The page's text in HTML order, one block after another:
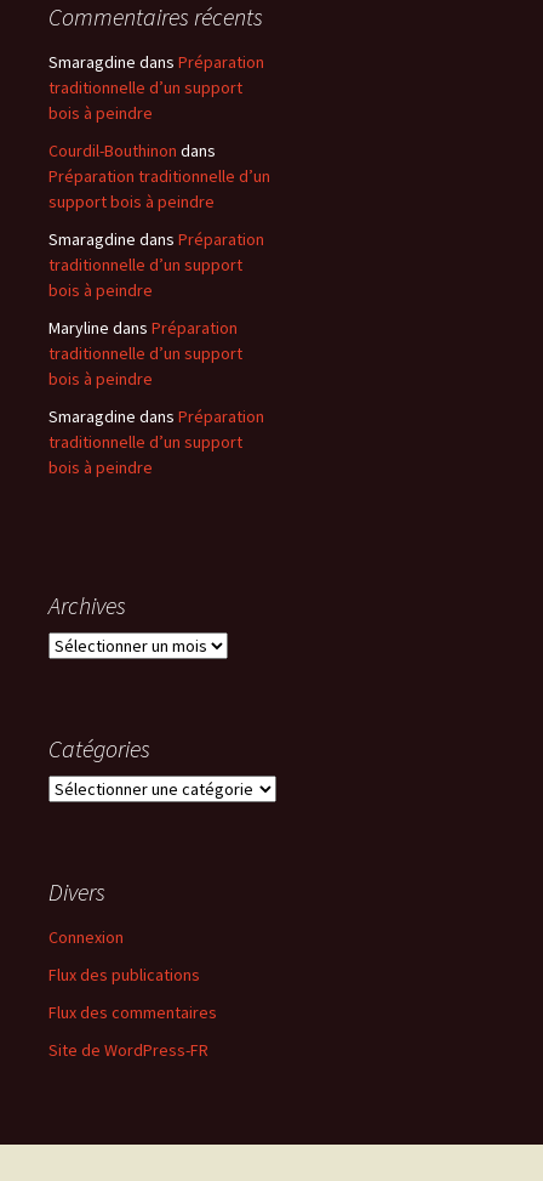
Commentaires récents
Smaragdine dans Préparation
traditionnelle d’un support
bois à peindre
Courdil-Bouthinon dans
Préparation traditionnelle d’un
support bois à peindre
Smaragdine dans Préparation
traditionnelle d’un support
bois à peindre
Maryline dans Préparation
traditionnelle d’un support
bois à peindre
Smaragdine dans Préparation
traditionnelle d’un support
bois à peindre
Archives
Archives
Catégories
Catégories
Divers
Connexion
Flux des publications
Flux des commentaires
Site de WordPress-FR